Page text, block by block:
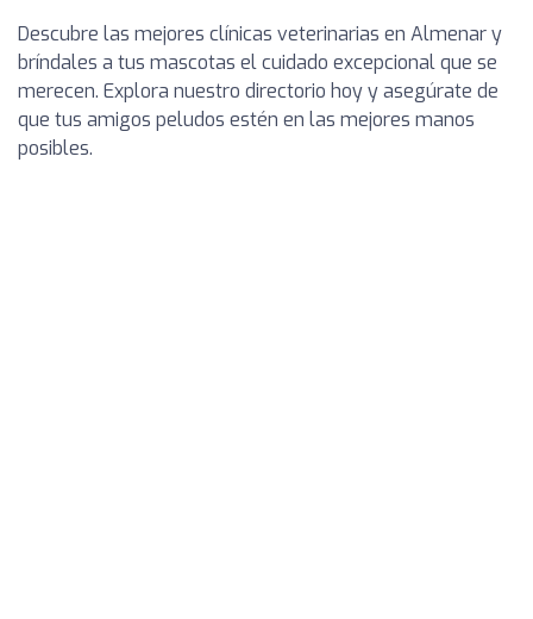
Descubre las mejores clínicas veterinarias en Almenar y
bríndales a tus mascotas el cuidado excepcional que se
merecen. Explora nuestro directorio hoy y asegúrate de
que tus amigos peludos estén en las mejores manos
posibles.